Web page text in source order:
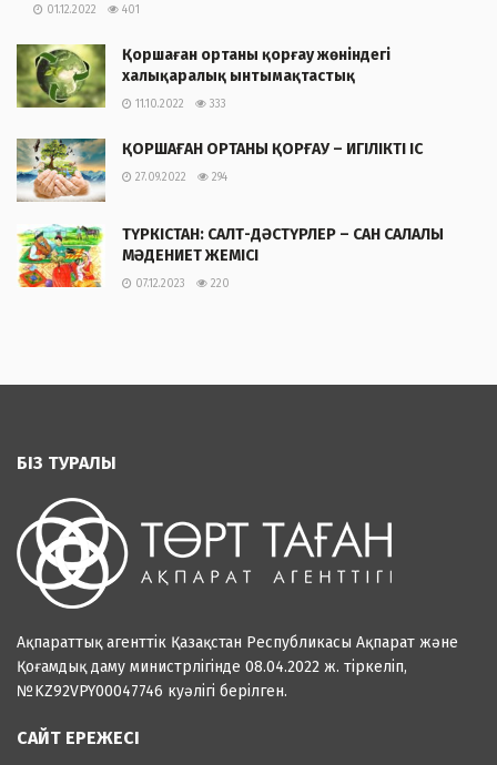
01.12.2022 401
Қоршаған ортаны қорғау жөніндегі
халықаралық ынтымақтастық
11.10.2022 333
ҚОРШАҒАН ОРТАНЫ ҚОРҒАУ – ИГІЛІКТІ ІС
27.09.2022 294
ТҮРКІСТАН: САЛТ-ДӘСТҮРЛЕР – САН САЛАЛЫ
МӘДЕНИЕТ ЖЕМІСІ
07.12.2023 220
БІЗ ТУРАЛЫ
Ақпараттық агенттік Қазақстан Республикасы Ақпарат және
Қоғамдық даму министрлігінде 08.04.2022 ж. тіркеліп,
№KZ92VPY00047746 куәлігі берілген.
САЙТ ЕРЕЖЕСІ